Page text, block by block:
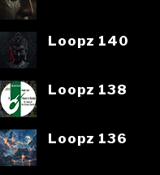
Loopz 140
Loopz 138
Loopz 136